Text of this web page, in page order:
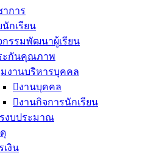
การ
กเรียน
กรรมพัฒนาผู้เรียน
ะกันคุณภาพ
งานบริหารบุคคล
งานบุคคล
งานกิจการนักเรียน
งบประมาณ
เงิน